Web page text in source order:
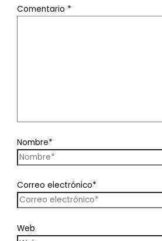
Comentario *
Nombre*
Correo electrónico*
Web